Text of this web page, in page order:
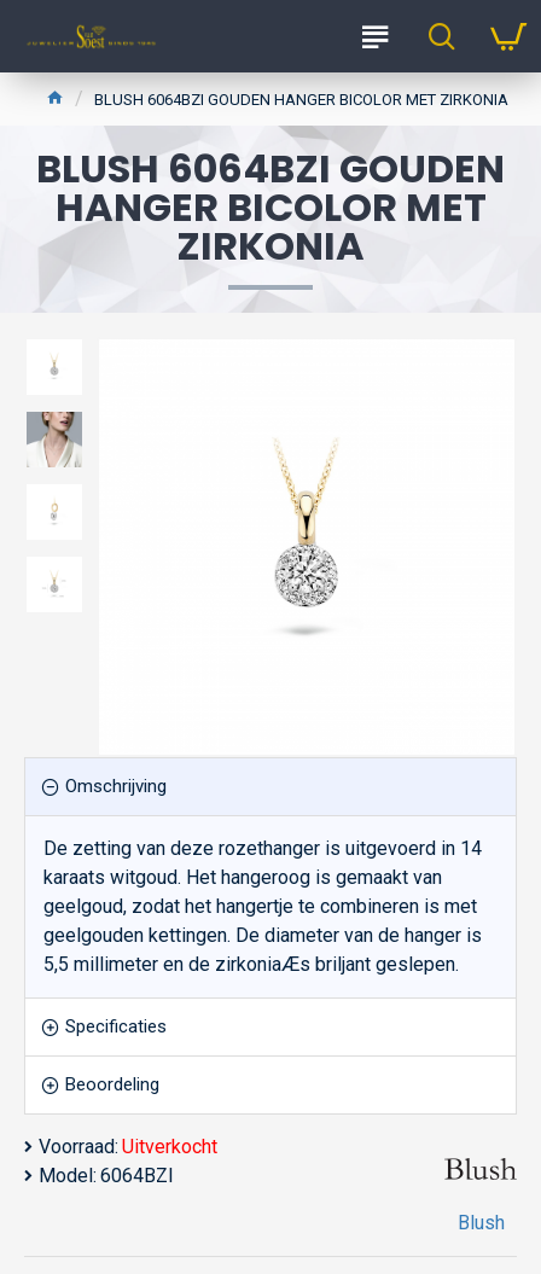
BLUSH 6064BZI GOUDEN HANGER BICOLOR MET ZIRKONIA
BLUSH 6064BZI GOUDEN
HANGER BICOLOR MET
ZIRKONIA
Omschrijving
De zetting van deze rozethanger is uitgevoerd in 14
karaats witgoud. Het hangeroog is gemaakt van
geelgoud, zodat het hangertje te combineren is met
geelgouden kettingen. De diameter van de hanger is
5,5 millimeter en de zirkoniaÆs briljant geslepen.
Specificaties
Beoordeling
Voorraad: Uitverkocht
Model: 6064BZI
Blush